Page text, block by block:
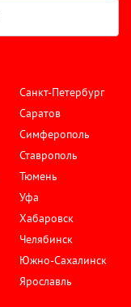
Санкт-Петербург
Саратов
Симферополь
Ставрополь
Тюмень
Уфа
Хабаровск
Челябинск
Южно-Сахалинск
Ярославль